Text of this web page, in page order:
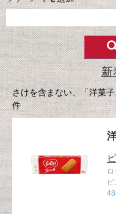
新
さけを含まない、「洋菓
件